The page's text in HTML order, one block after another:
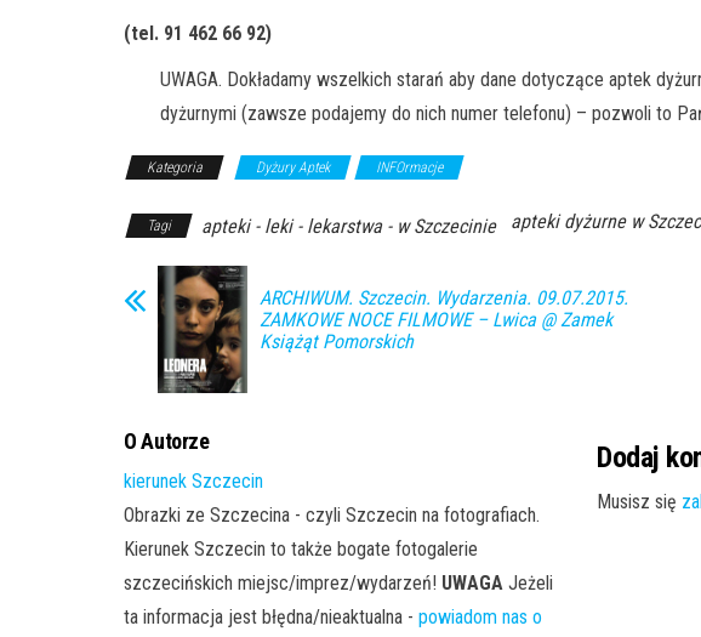
(tel. 91 462 66 92)
UWAGA. Dokładamy wszelkich starań aby dane dotyczące aptek
dyżurnymi (zawsze podajemy do nich numer telefonu) – pozwoli to
Kategoria Dyżury Aptek INFOrmacje
Tagi apteki - leki - lekarstwa - w Szczecinie apteki dyżurne w
ARCHIWUM. Szczecin. Wydarzenia. 09.07.2015.
ZAMKOWE NOCE FILMOWE – Lwica @ Zamek
Książąt Pomorskich
O Autorze
kierunek Szczecin
Obrazki ze Szczecina - czyli Szczecin na fotografiach.
Kierunek Szczecin to także bogate fotogalerie
szczecińskich miejsc/imprez/wydarzeń! UWAGA Jeżeli
ta informacja jest błędna/nieaktualna - powiadom nas o
Dodaj
Musisz się